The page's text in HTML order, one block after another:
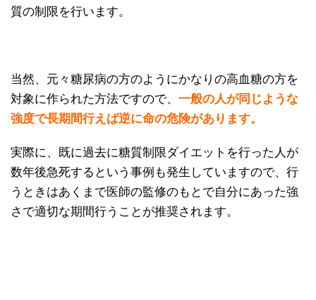
質の制限を行います。
当然、元々糖尿病の方のようにかなりの高血糖の方を
対象に作られた方法ですので、 一般の人が同じような
強度で長期間行えば逆に命の危険があります。
実際に、既に過去に糖質制限ダイエットを行った人が
数年後急死するという事例も発生していますので、行
うときはあくまで医師の監修のもとで自分にあった強
さで適切な期間行うことが推奨されます。